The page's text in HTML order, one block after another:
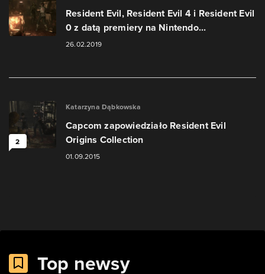
Resident Evil, Resident Evil 4 i Resident Evil
0 z datą premiery na Nintendo...
26.02.2019
2
Katarzyna Dąbkowska
Capcom zapowiedziało Resident Evil
Origins Collection
01.09.2015
Top newsy